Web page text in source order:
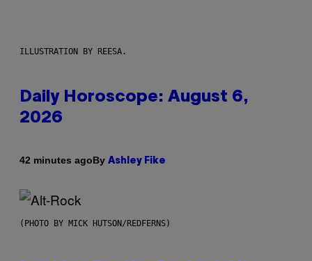
ILLUSTRATION BY REESA.
Daily Horoscope: August 6,
2026
42 minutes agoBy Ashley Fike
(PHOTO BY MICK HUTSON/REDFERNS)